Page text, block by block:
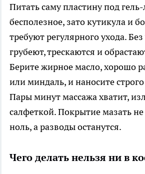
Питать саму пластину под
бесполезное, зато кутикула и
требуют регулярного ухода.
грубеют, трескаются и
Берите жирное масло, хорошо
или миндаль, и наносите
Пары минут массажа хватит,
салфеткой. Покрытие мазать
ноль, а разводы останутся.
Чего делать нельзя ни в